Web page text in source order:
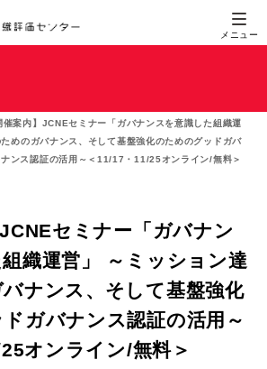
催案内】JCNEセミナー「ガバナンスを意識した組織運
めのガバナンス、そして基盤強化のためのグッドガバ
ナンス認証の活用～＜11/17・11/25オンライン/無料＞
JCNEセミナー「ガバナン
織運営」 ～ミッション達
ナンス、そして基盤強化
ガバナンス認証の活用～
オンライン/無料＞